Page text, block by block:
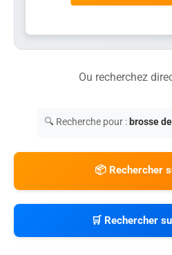
Ou recherchez
🔍 Recherche pour : brosse
📦 Rechercher
🛒 Rechercher